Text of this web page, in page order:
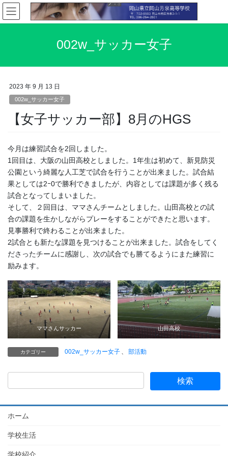
コ
ン
テ
ス
ナ
ビ
ゲ
ン
002w_サッカー女子
2023 年 9 月 13 日
002w_サッカー女子
【女子サッカー部】8月のHGS
今月は練習試合を2回しました。
1回目は、大阪の山田高校としました。1年生は初めて、新見防災
公園という綺麗な人工芝で試合を行うことが出来ました。試合結
果としては2ｰ0で勝利できましたが、内容としては課題が多く残る
試合となってしまいました。
そして、２回目は、ママさんチームとしました。山田高校との試
合の課題を生かしながらプレーをすることができたと思います。
見事勝利で終わることが出来ました。
2試合とも新たな課題を見つけることが出来ました。試合をしてく
ださったチームに感謝し、次の試合でも勝てるようにまた練習に
励みます。
ママさんサッカー 山田高校
カテゴリー 002w_サッカー女子 部活動
ホーム
学校生活
学校紹介